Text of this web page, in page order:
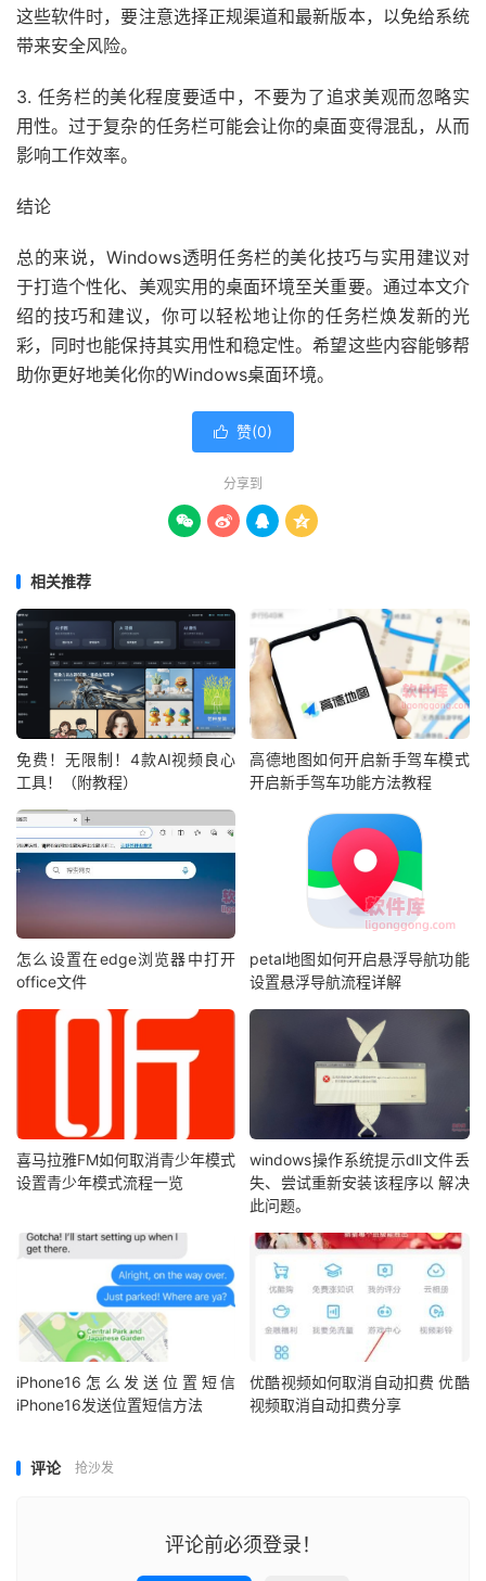
这些软件时，要注意选择正规渠道和最新版本，以免给系统
带来安全风险。
3. 任务栏的美化程度要适中，不要为了追求美观而忽略实
用性。过于复杂的任务栏可能会让你的桌面变得混乱，从而
影响工作效率。
结论
总的来说，Windows透明任务栏的美化技巧与实用建议对
于打造个性化、美观实用的桌面环境至关重要。通过本文介
绍的技巧和建议，你可以轻松地让你的任务栏焕发新的光
彩，同时也能保持其实用性和稳定性。希望这些内容能够帮
助你更好地美化你的Windows桌面环境。
 赞(0)
分享到
   
相关推荐
免费！无限制！4款AI视频良心
工具！（附教程）
高德地图如何开启新手驾车模式
开启新手驾车功能方法教程
怎么设置在edge浏览器中打开
office文件
petal地图如何开启悬浮导航功能
设置悬浮导航流程详解
喜马拉雅FM如何取消青少年模式
设置青少年模式流程一览
windows操作系统提示dll文件丢
失、尝试重新安装该程序以 解决
此问题。
iPhone16怎么发送位置短信
iPhone16发送位置短信方法
优酷视频如何取消自动扣费 优酷
视频取消自动扣费分享
评论 抢沙发
评论前必须登录！